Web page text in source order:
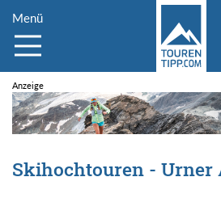
Menü
Skihochtouren - Urner